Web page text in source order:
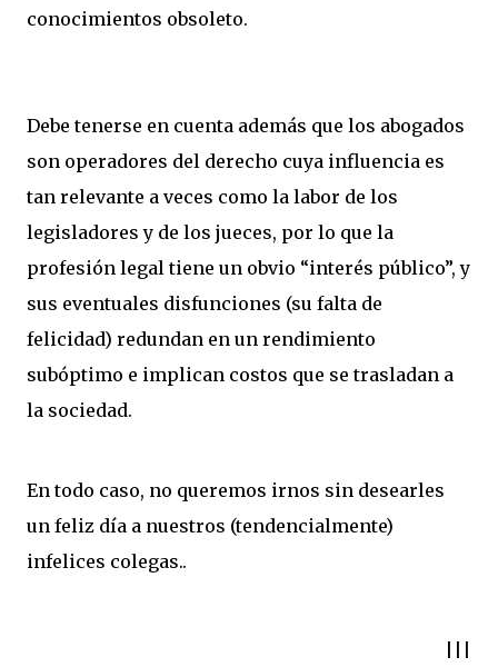
conocimientos obsoleto.
Debe tenerse en cuenta además que los abogados
son operadores del derecho cuya influencia es
tan relevante a veces como la labor de los
legisladores y de los jueces, por lo que la
profesión legal tiene un obvio “interés público”, y
sus eventuales disfunciones (su falta de
felicidad) redundan en un rendimiento
subóptimo e implican costos que se trasladan a
la sociedad.
En todo caso, no queremos irnos sin desearles
un feliz día a nuestros (tendencialmente)
infelices colegas..